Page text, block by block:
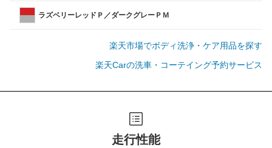
ラズベリーレッドＰ／ダークグレーＰＭ
楽天市場でボディ洗浄・ケア用品を探す
楽天Carの洗車・コーテイング予約サービス
走行性能